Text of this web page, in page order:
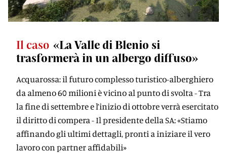
Il caso «La Valle di Blenio si
trasformerà in un albergo diffuso»
Acquarossa: il futuro complesso turistico-alberghiero
da almeno 60 milioni è vicino al punto di svolta - Tra
la fine di settembre e l’inizio di ottobre verrà esercitato
il diritto di compera - Il presidente della SA: «Stiamo
affinando gli ultimi dettagli, pronti a iniziare il vero
lavoro con partner affidabili»